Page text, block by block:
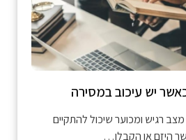
יש עיכוב במסירה
רגיש ומכוער שיכול להתקיים
היזם או הקבלן…